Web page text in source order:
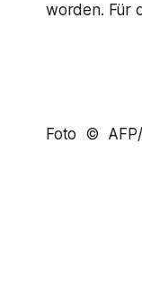
worden. Für
Foto © AFP/